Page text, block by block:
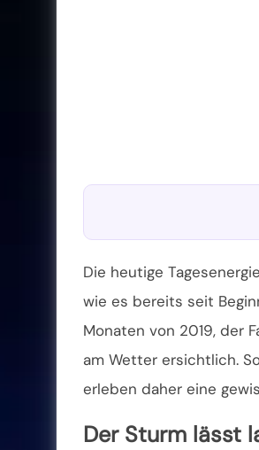
Die heutige
wie es bereits seit
Monaten von 2019, der
am Wetter ersichtlich.
erleben daher eine
Der Sturm lässt